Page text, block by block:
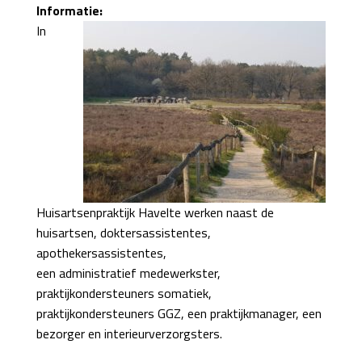
Informatie:
In
Huisartsenpraktijk Havelte werken naast de
huisartsen, doktersassistentes,
apothekersassistentes,
een administratief medewerkster,
praktijkondersteuners somatiek,
praktijkondersteuners GGZ, een praktijkmanager, een
bezorger en interieurverzorgsters.